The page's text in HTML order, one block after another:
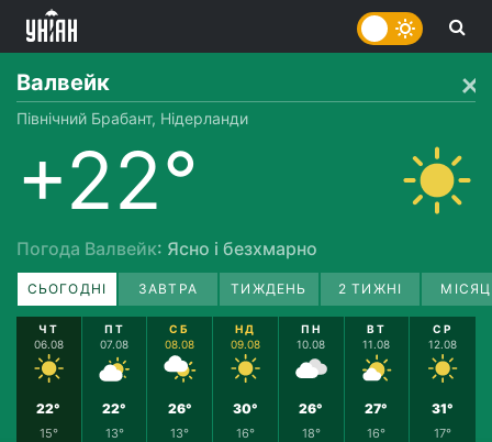
Валвейк
Північний Брабант, Нідерланди
+22°
Погода Валвейк: Ясно і безхмарно
СЬОГОДНІ ЗАВТРА ТИЖДЕНЬ 2 ТИЖНІ
ЧТ
06.08
22°
15°
ПТ
07.08
22°
13°
СБ
08.08
26°
13°
НД
09.08
30°
16°
ПН
10.08
26°
18°
ВТ
11.08
27°
16°
СР
12.08
31°
17°